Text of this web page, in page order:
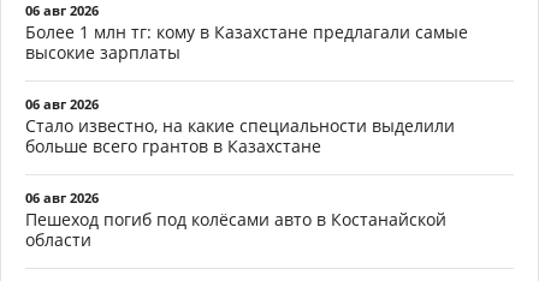
06 авг 2026
Более 1 млн тг: кому в Казахстане предлагали самые
высокие зарплаты
06 авг 2026
Стало известно, на какие специальности выделили
больше всего грантов в Казахстане
06 авг 2026
Пешеход погиб под колёсами авто в Костанайской
области